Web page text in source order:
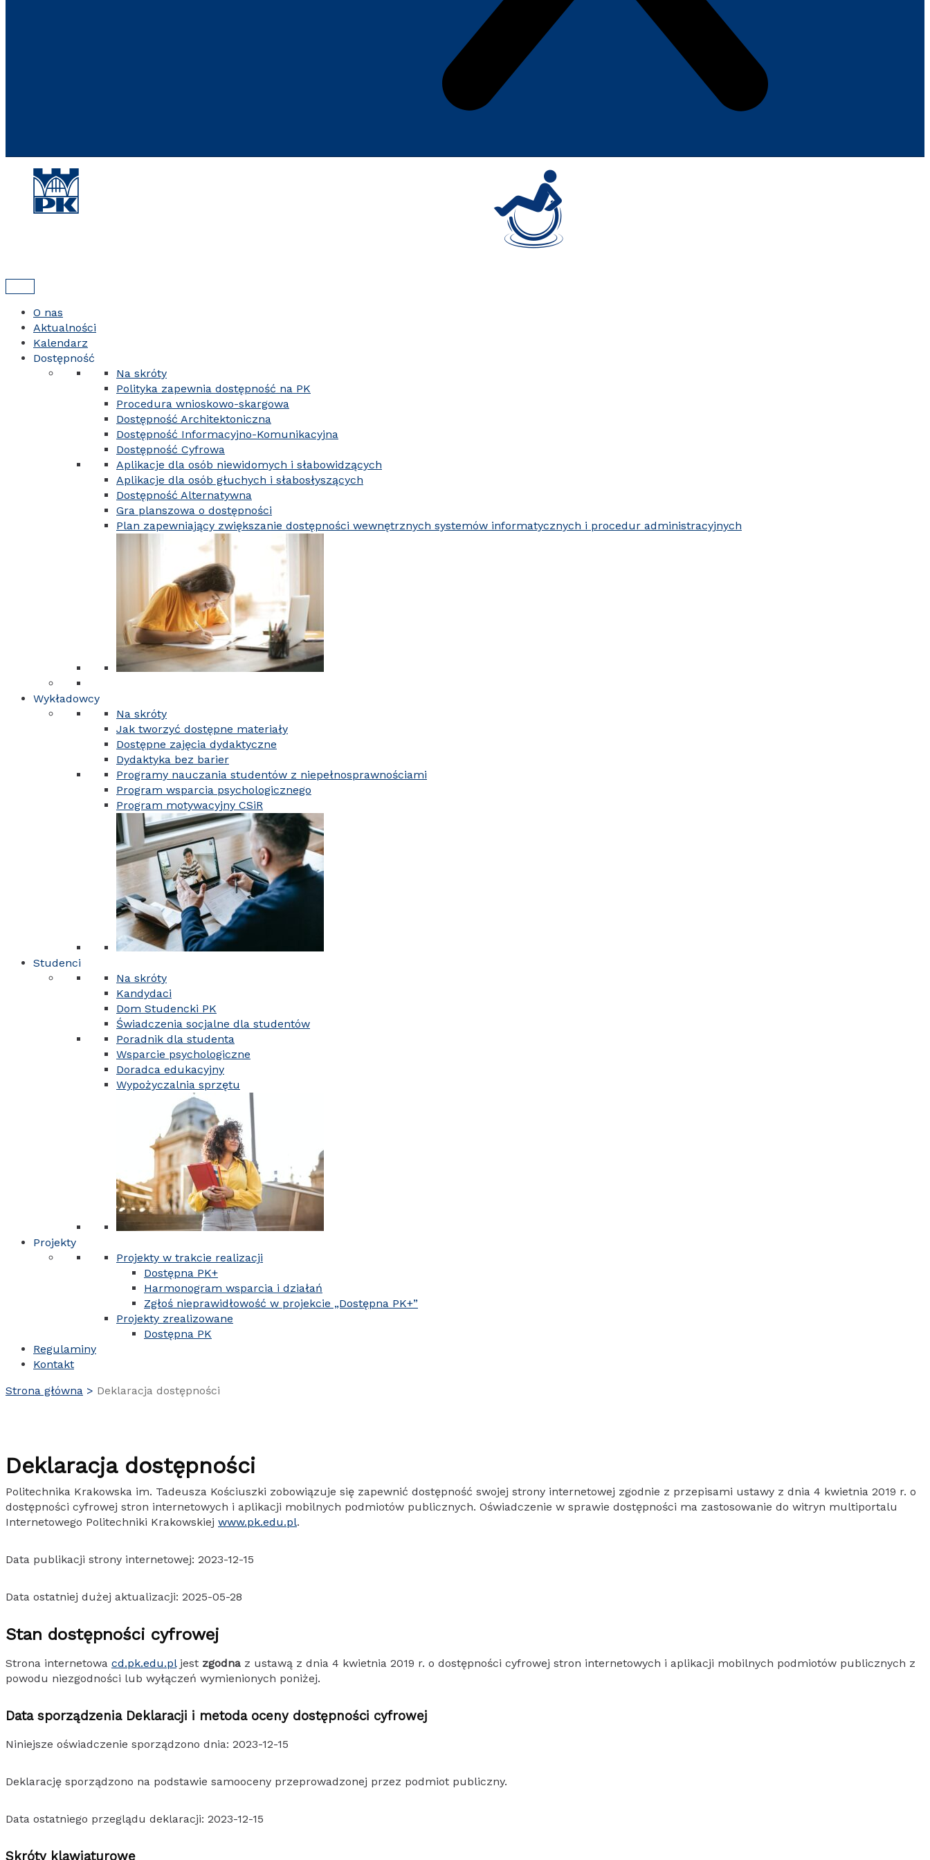
O nas
Aktualności
Kalendarz
Dostępność
Na skróty
Polityka zapewnia dostępność na PK
Procedura wnioskowo-skargowa
Dostępność Architektoniczna
Dostępność Informacyjno-Komunikacyjna
Dostępność Cyfrowa
Aplikacje dla osób niewidomych i słabowidzących
Aplikacje dla osób głuchych i słabosłyszących
Dostępność Alternatywna
Gra planszowa o dostępności
Plan zapewniający zwiększanie dostępności wewnętrznych systemów informatycznych i procedur administracyjnych
Wykładowcy
Na skróty
Jak tworzyć dostępne materiały
Dostępne zajęcia dydaktyczne
Dydaktyka bez barier
Programy nauczania studentów z niepełnosprawnościami
Program wsparcia psychologicznego
Program motywacyjny CSiR
Studenci
Na skróty
Kandydaci
Dom Studencki PK
Świadczenia socjalne dla studentów
Poradnik dla studenta
Wsparcie psychologiczne
Doradca edukacyjny
Wypożyczalnia sprzętu
Projekty
Projekty w trakcie realizacji
Dostępna PK+
Harmonogram wsparcia i działań
Zgłoś nieprawidłowość w projekcie „Dostępna PK+”
Projekty zrealizowane
Dostępna PK
Regulaminy
Kontakt
Strona główna
Deklaracja dostępności
Deklaracja dostępności
Politechnika Krakowska im. Tadeusza Kościuszki zobowiązuje się zapewnić dostępność swojej strony internetowej zgodnie z przepisami ustawy z dnia 4 kwietnia 2019 r. o
dostępności cyfrowej stron internetowych i aplikacji mobilnych podmiotów publicznych. Oświadczenie w sprawie dostępności ma zastosowanie do witryn multiportalu
Internetowego Politechniki Krakowskiej www.pk.edu.pl.
Data publikacji strony internetowej: 2023-12-15
Data ostatniej dużej aktualizacji: 2025-05-28
Stan dostępności cyfrowej
Strona internetowa cd.pk.edu.pljest zgodna z ustawą z dnia 4 kwietnia 2019 r. o dostępności cyfrowej stron internetowych i aplikacji mobilnych podmiotów publicznych z
powodu niezgodności lub wyłączeń wymienionych poniżej.
Data sporządzenia Deklaracji i metoda oceny dostępności cyfrowej
Niniejsze oświadczenie sporządzono dnia: 2023-12-15
Deklarację sporządzono na podstawie samooceny przeprowadzonej przez podmiot publiczny.
Data ostatniego przeglądu deklaracji: 2023-12-15
Skróty klawiaturowe